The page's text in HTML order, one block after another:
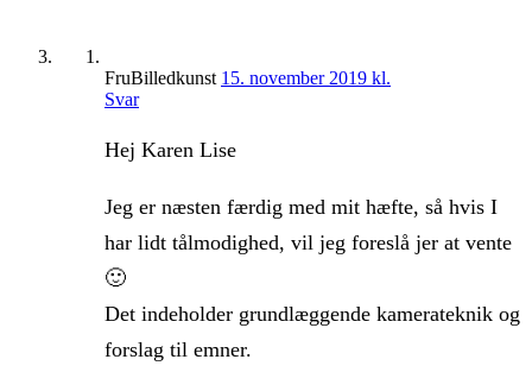
FruBilledkunst 15. november 2019 kl.
Svar
Hej Karen Lise
Jeg er næsten færdig med mit hæfte, så hvis I
har lidt tålmodighed, vil jeg foreslå jer at vente
🙂
Det indeholder grundlæggende kamerateknik og
forslag til emner.